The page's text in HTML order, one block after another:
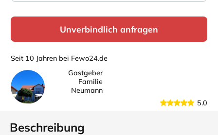
Unverbindlich anfragen
Seit 10 Jahren bei Fewo24.de
Gastgeber
Familie
Neumann
5.0
Beschreibung